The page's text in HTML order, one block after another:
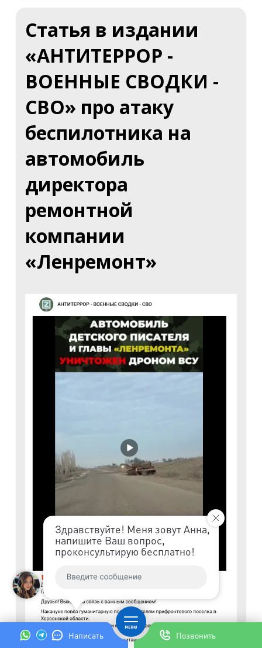
Написать Позвонить
Здравствуйте! Меня зовут Анна,
напишите Ваш вопрос,
проконсультирую бесплатно!
Статья в издании
«АНТИТЕРРОР -
ВОЕННЫЕ СВОДКИ -
СВО» про атаку
беспилотника на
автомобиль
директора
ремонтной
компании
«Ленремонт»